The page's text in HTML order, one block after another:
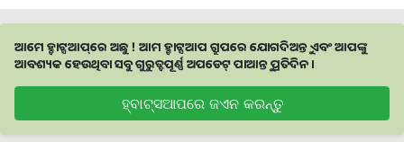
ଆମେ ହ୍ବାଟ୍ସଆପ୍‌ରେ ଅଛୁ ! ଆମ ହ୍ବାଟ୍ସଆପ ଗ୍ରୁପରେ ଯୋଗଦିଅନ୍ତୁ ଏବଂ ଆପଙ୍କୁ
ଆବଶ୍ୟକ ହେଉଥିବା ସବୁ ଗୁରୁତ୍ବପୂର୍ଣ୍ଣ ଅପଡେଟ୍‌ ପାଆନ୍ତୁ ପ୍ରତିଦିନ ।
ହ୍ବାଟ୍ସଆପରେ ଜଏନ କରନ୍ତୁ